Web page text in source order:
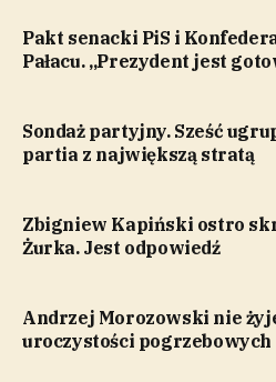
Pakt senacki PiS i
Pałacu. „Prezydent jest
Sondaż partyjny. Sześć
partia z największą stratą
Zbigniew Kapiński ostro
Żurka. Jest odpowiedź
Andrzej Morozowski nie
uroczystości pogrzebowych